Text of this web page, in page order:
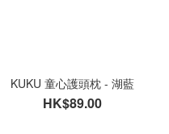
KUKU 童心護頭枕 - 湖藍
HK$89.00